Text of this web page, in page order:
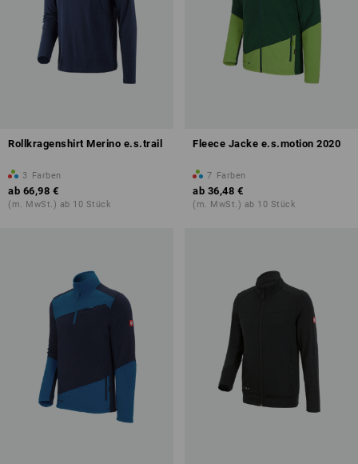
Rollkragenshirt Merino e.s.trail
3 Farben
ab 66,98 €
(m. MwSt.) ab 10 Stück
Fleece Jacke e.s.motion 2020
7 Farben
ab 36,48 €
(m. MwSt.) ab 10 Stück